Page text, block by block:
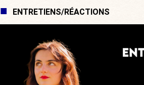
ENTRETIENS/RÉACTIONS